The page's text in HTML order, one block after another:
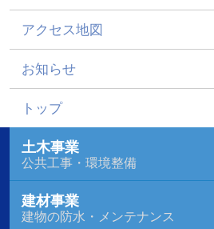
アクセス地図
お知らせ
トップ
土木事業
公共工事・環境整備
建材事業
建物の防水・メンテナンス